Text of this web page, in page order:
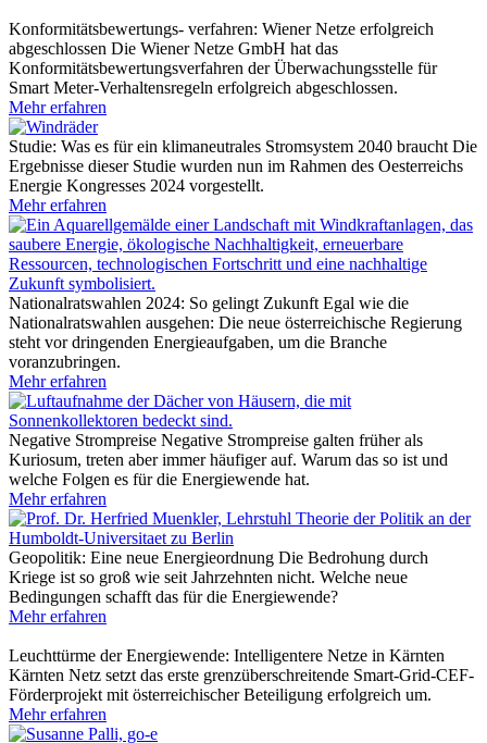
Konformitätsbewertungs- verfahren: Wiener Netze erfolgreich
abgeschlossen Die Wiener Netze GmbH hat das
Konformitätsbewertungsverfahren der Überwachungsstelle für
Smart Meter-Verhaltensregeln erfolgreich abgeschlossen.
Mehr erfahren
Studie: Was es für ein klimaneutrales Stromsystem 2040 braucht Die
Ergebnisse dieser Studie wurden nun im Rahmen des Oesterreichs
Energie Kongresses 2024 vorgestellt.
Mehr erfahren
Nationalratswahlen 2024: So gelingt Zukunft Egal wie die
Nationalratswahlen ausgehen: Die neue österreichische Regierung
steht vor dringenden Energieaufgaben, um die Branche
voranzubringen.
Mehr erfahren
Negative Strompreise Negative Strompreise galten früher als
Kuriosum, treten aber immer häufiger auf. Warum das so ist und
welche Folgen es für die Energiewende hat.
Mehr erfahren
Geopolitik: Eine neue Energieordnung Die Bedrohung durch
Kriege ist so groß wie seit Jahrzehnten nicht. Welche neue
Bedingungen schafft das für die Energiewende?
Mehr erfahren
Leuchttürme der Energiewende: Intelligentere Netze in Kärnten
Kärnten Netz setzt das erste grenzüberschreitende Smart-Grid-CEF-
Förderprojekt mit österreichischer Beteiligung erfolgreich um.
Mehr erfahren